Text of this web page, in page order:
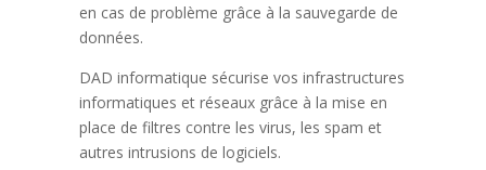
en cas de problème grâce à la sauvegarde de
données.
DAD informatique sécurise vos infrastructures
informatiques et réseaux grâce à la mise en
place de filtres contre les virus, les spam et
autres intrusions de logiciels.